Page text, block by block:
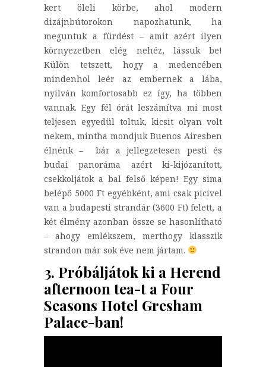
kert öleli körbe, ahol modern
dizájnbútorokon napozhatunk, ha
meguntuk a fürdést – amit azért ilyen
környezetben elég nehéz, lássuk be!
Külön tetszett, hogy a medencében
mindenhol leér az embernek a lába,
nyilván komfortosabb ez így, ha többen
vannak. Egy fél órát leszámítva mi most
teljesen egyedül toltuk, kicsit olyan volt
nekem, mintha mondjuk Buenos Airesben
élnénk – bár a jellegzetesen pesti és
budai panoráma azért ki-kijózanított,
csekkoljátok a bal felső képen! Egy sima
belépő 5000 Ft egyébként, ami csak picivel
van a budapesti strandár (3600 Ft) felett, a
két élmény azonban össze se hasonlítható
– ahogy emlékszem, merthogy klasszik
strandon már sok éve nem jártam.
3. Próbáljátok ki a Herend
afternoon tea-t a Four
Seasons Hotel Gresham
Palace-ban!